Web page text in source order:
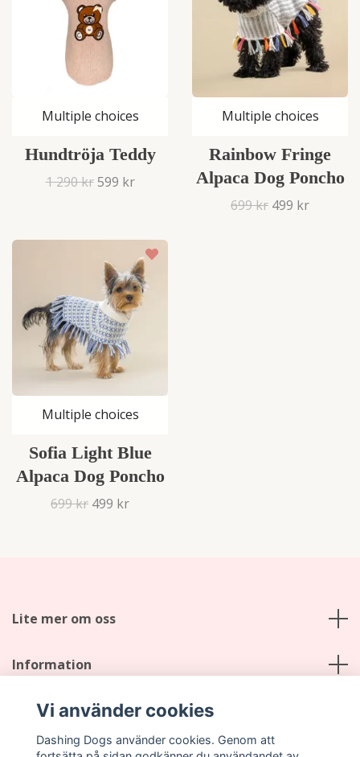
Multiple choices
Hundtröja Teddy
1 290 kr 599 kr
Multiple choices
Rainbow Fringe
Alpaca Dog Poncho
699 kr 499 kr
Multiple choices
Sofia Light Blue
Alpaca Dog Poncho
699 kr 499 kr
Lite mer om oss
Information
Social Media
Vi använder cookies
Dashing Dogs använder cookies. Genom att